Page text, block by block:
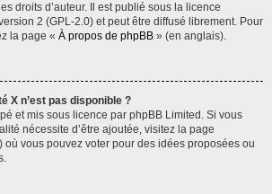
droits d’auteur. Il est publié sous la licence
2 (GPL-2.0) et peut être diffusé librement. Pour
la page « À propos de phpBB » (en anglais).
X n’est pas disponible ?
et mis sous licence par phpBB Limited. Si vous
nécessite d’être ajoutée, visitez la page
où vous pouvez voter pour des idées proposées ou